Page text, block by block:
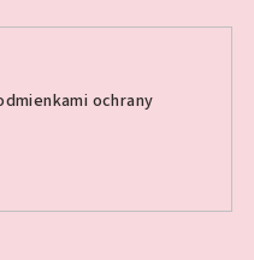
ochrany